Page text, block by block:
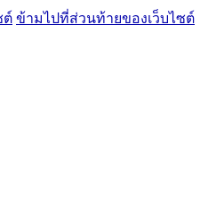
ต์ ข้ามไปที่ส่วนท้ายของเว็บไซต์